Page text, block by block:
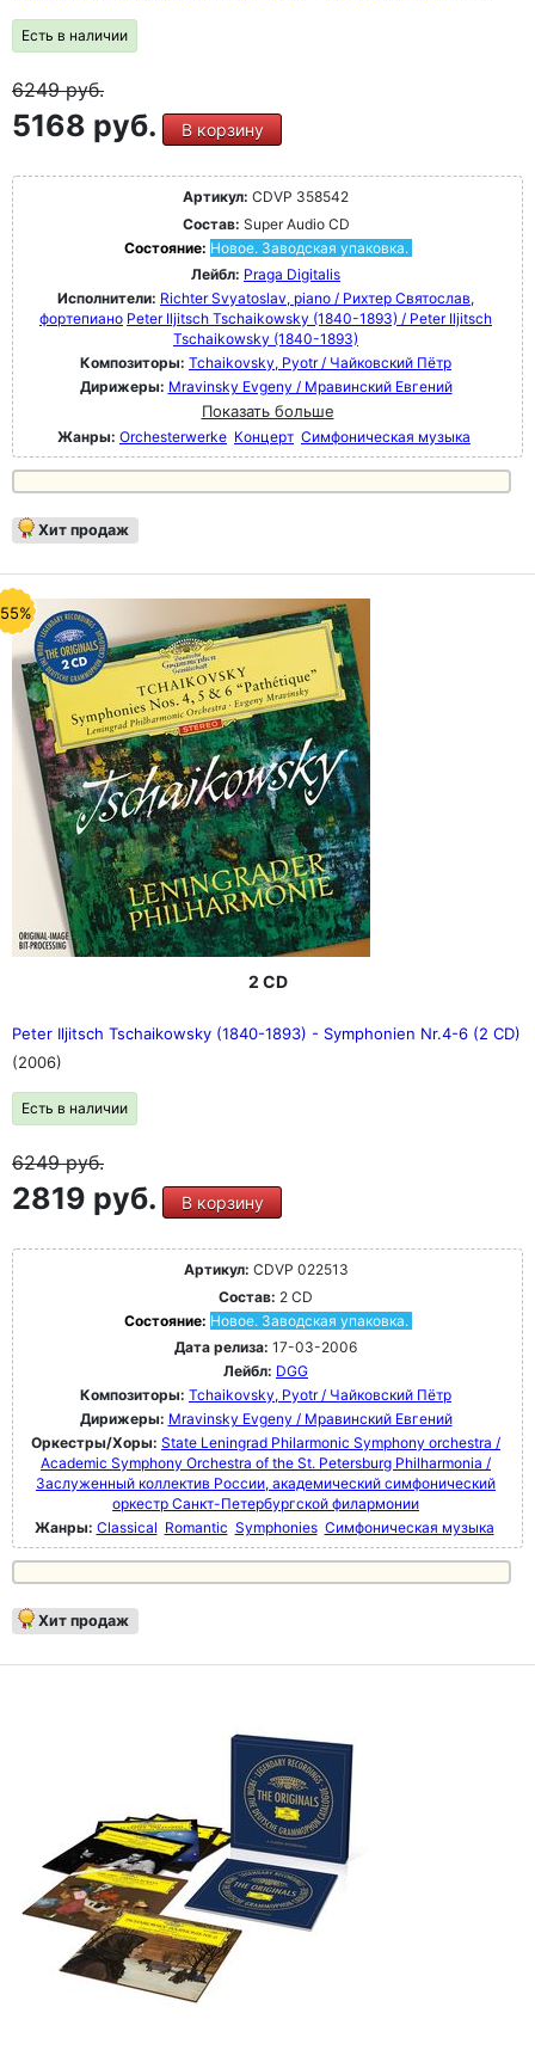
Есть в наличии
6249руб.
5168 руб. В корзину
Артикул: CDVP 358542
Состав: Super Audio CD
Состояние: Новое. Заводская упаковка.
Лейбл: Praga Digitalis
Исполнители: Richter Svyatoslav, piano / Рихтер Святослав,
фортепиано Peter Iljitsch Tschaikowsky (1840-1893) / Peter Iljitsch
Tschaikowsky (1840-1893)
Композиторы: Tchaikovsky, Pyotr / Чайковский Пётр
Дирижеры: Mravinsky Evgeny / Мравинский Евгений
Показать больше
Жанры: Orchesterwerke Концерт Симфоническая музыка
Хит продаж
2 CD
Peter Iljitsch Tschaikowsky (1840-1893) - Symphonien Nr.4-6 (2 CD)
(2006)
Есть в наличии
6249руб.
2819 руб. В корзину
Артикул: CDVP 022513
Состав: 2 CD
Состояние: Новое. Заводская упаковка.
Дата релиза: 17-03-2006
Лейбл: DGG
Композиторы: Tchaikovsky, Pyotr / Чайковский Пётр
Дирижеры: Mravinsky Evgeny / Мравинский Евгений
Оркестры/Хоры: State Leningrad Philarmonic Symphony orchestra /
Academic Symphony Orchestra of the St. Petersburg Philharmonia /
Заслуженный коллектив России, академический симфонический
оркестр Санкт-Петербургской филармонии
Жанры: Classical Romantic Symphonies Симфоническая музыка
Хит продаж